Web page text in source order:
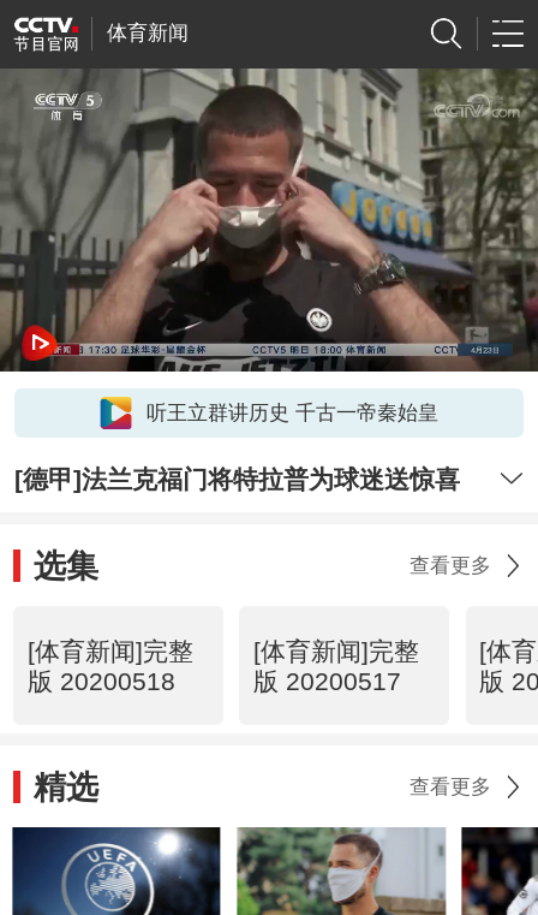
体育新闻
听王立群讲历史 千古一帝秦始皇
[德甲]法兰克福门将特拉普为球迷送惊喜
选集 查看更多
[体育新闻]完整
版 20200518
[体育新闻]完整
版 20200517
[体
版
精选 查看更多